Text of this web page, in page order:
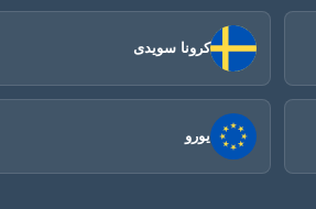
كرونا سويدى
يورو